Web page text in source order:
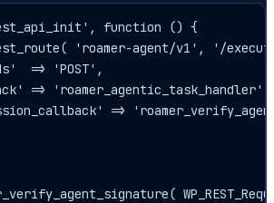
function () {
'roamer-agent/v1', '/
=> 'POST',
=> 'roamer_agentic_task_handler',
=>